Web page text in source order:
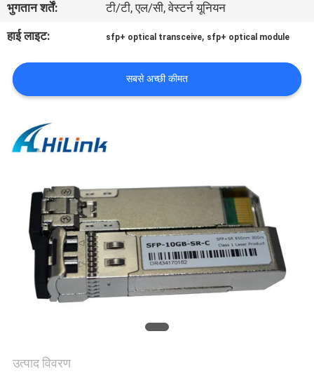
हमसे
करें
समाचार
उद्धरण
मांगें
साइटमैप
भुगतान शर्तें:
टी/टी, एल/सी, वेस्टर्न यूनियन
हाई लाइट:
sfp+ optical transceive, sfp+ optical module
सबसे अच्छी कीमत
उत्पाद विवरण